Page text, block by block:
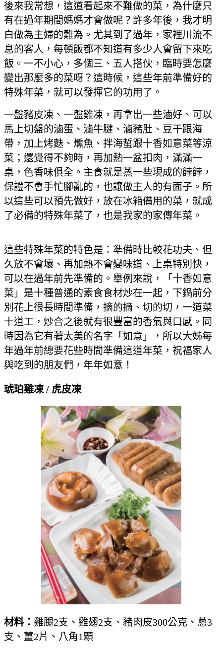
後來我常想，這道看起來不難做的菜，為什麼只
有在過年期間媽媽才會做呢？許多年後，我才明
白做為主婦的難為。尤其到了過年，家裡川流不
息的客人，每頓飯都不知道有多少人會留下來吃
飯。一不小心，多個三、五人搭伙，臨時要怎麼
變出那麼多的菜呀？這時候，這些年前準備好的
特殊年菜，就可以發揮它的功用了。
一盤豬皮凍、一盤雞凍，再拿出一些滷好、可以
馬上切盤的滷蛋、滷牛腱、滷豬肚、豆干跟海
帶，加上烤麩、燻魚、拌海蜇跟十香如意菜等涼
菜；還覺得不夠時，再加熱一盆扣肉，滿滿一
桌，色香味俱全。主食就是蒸一些現成的餑餑，
保證不會手忙腳亂的，也讓做主人的有面子。所
以這些可以預先做好，放在冰箱備用的菜，就成
了必備的特殊年菜了，也是我家的家傳年菜。
這些特殊年菜的特色是：準備時比較花功夫、但
久放不會壞、再加熱不會變味道、上桌特別快，
可以在過年前先準備的。舉例來說，「十香如意
菜」是十種普通的素食食材炒在一起，下鍋前分
別花上很長時間準備，摘的摘、切的切，一道菜
十道工，炒合之後就有很豐富的香氣與口感。同
時因為它有著太美的名字「如意」，所以大姊每
年過年前總要花些時間準備這道年菜，祝福家人
與吃到的朋友們，年年如意！
琥珀雞凍 / 虎皮凍
材料： 雞腿2支、雞翅2支、豬肉皮300公克、蔥3
支、薑2片、八角1顆